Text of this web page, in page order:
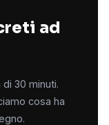
ad
30 minuti.
cosa ha